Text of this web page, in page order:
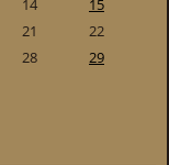
14
15
21
22
28
29